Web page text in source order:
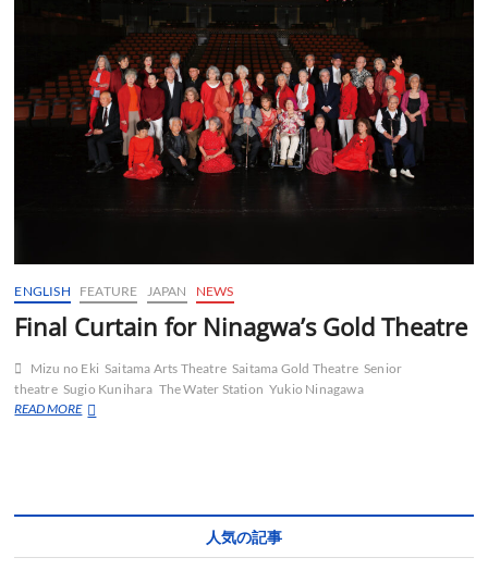
ENGLISH FEATURE JAPAN NEWS
Final Curtain for Ninagwa’s Gold Theatre
Mizu no Eki Saitama Arts Theatre Saitama Gold Theatre Senior
theatre Sugio Kunihara The Water Station Yukio Ninagawa
READ MOREFinal
人気の記事